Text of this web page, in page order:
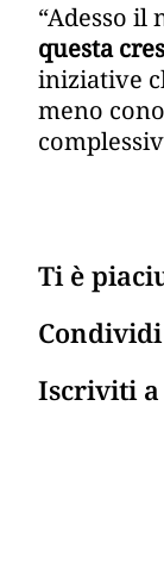
“Adesso
questa
iniziative
meno
Ti è
Iscriviti a